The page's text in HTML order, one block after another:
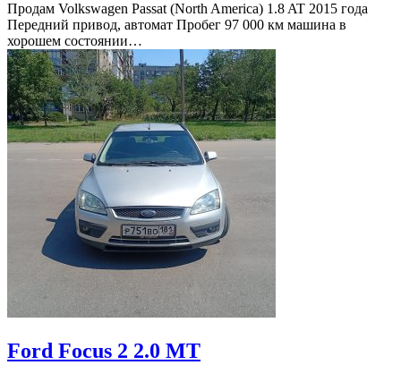
Продам Volkswagen Passat (North America) 1.8 AT 2015 года
Передний привод, автомат Пробег 97 000 км машина в
хорошем состоянии…
Ford Focus 2 2.0 MT